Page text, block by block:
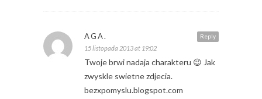
Reply
AGA.
15 listopada 2013 at 19:02
Twoje brwi nadaja charakteru 😉 Jak
zwyskle swietne zdjecia.
bezxpomyslu.blogspot.com